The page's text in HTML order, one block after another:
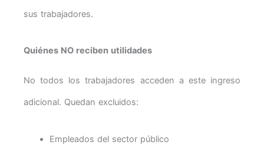
sus trabajadores.
Quiénes NO reciben utilidades
No todos los trabajadores acceden a este ingreso
adicional. Quedan excluidos:
Empleados del sector público